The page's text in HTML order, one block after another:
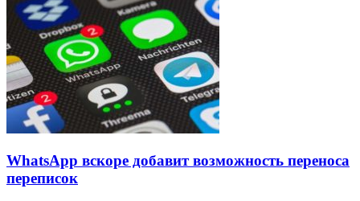
WhatsApp вскоре добавит возможность переноса
переписок